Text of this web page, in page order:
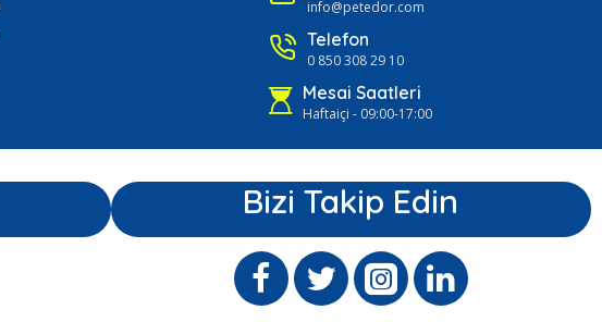
info@petedor.com
Telefon
0 850 308 29 10
Mesai Saatleri
Haftaiçi - 09:00-17:00
Bizi Takip Edin